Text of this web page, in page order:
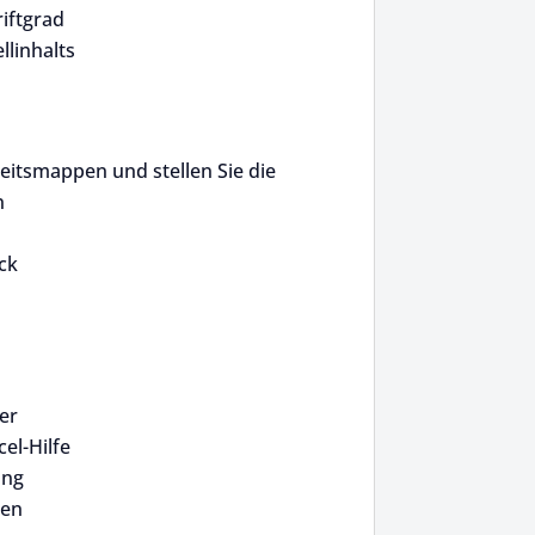
und stellen Sie die
Hilfe